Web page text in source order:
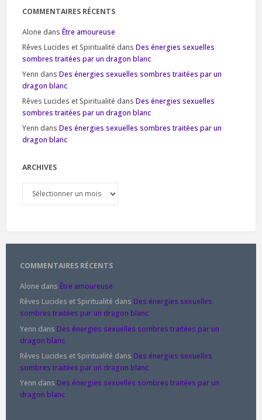
COMMENTAIRES RÉCENTS
Alone dans Être amoureuse
Rêves Lucides et Spiritualité dans Des énergies sexuelles
sombres traitées par un dragon blanc
Yenn dans Des énergies sexuelles sombres traitées par un
dragon blanc
Rêves Lucides et Spiritualité dans Des énergies sexuelles
sombres traitées par un dragon blanc
Yenn dans Des énergies sexuelles sombres traitées par un
dragon blanc
ARCHIVES
COMMENTAIRES RÉCENTS
Alone dans Être amoureuse
Rêves Lucides et Spiritualité dans Des énergies sexuelles
sombres traitées par un dragon blanc
Yenn dans Des énergies sexuelles sombres traitées par un
dragon blanc
Rêves Lucides et Spiritualité dans Des énergies sexuelles
sombres traitées par un dragon blanc
Yenn dans Des énergies sexuelles sombres traitées par un
dragon blanc